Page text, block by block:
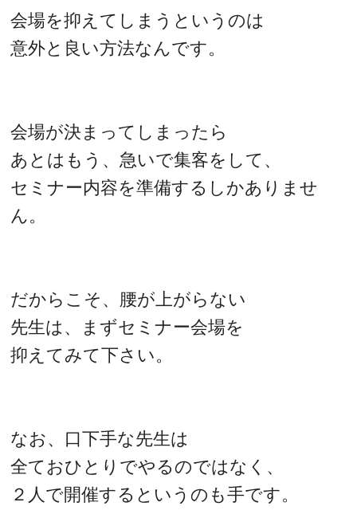
会場を抑えてしまうというのは
意外と良い方法なんです。
会場が決まってしまったら
あとはもう、急いで集客をして、
セミナー内容を準備するしかありませ
ん。
だからこそ、腰が上がらない
先生は、まずセミナー会場を
抑えてみて下さい。
なお、口下手な先生は
全ておひとりでやるのではなく、
２人で開催するというのも手です。